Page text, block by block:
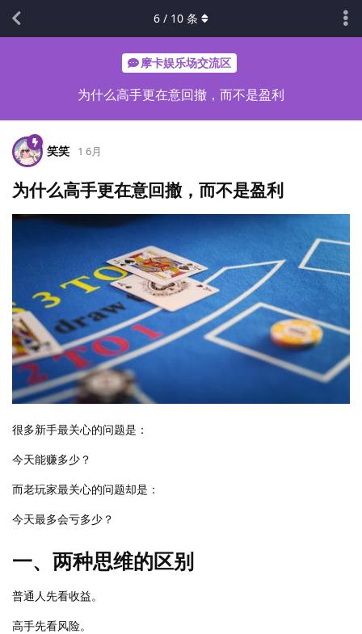
摩卡娱乐场交流区
为什么高手更在意回撤，而不是盈利
6 / 10 条
笑笑 1 6月
为什么高手更在意回撤，而不是盈利
很多新手最关心的问题是：
今天能赚多少？
而老玩家最关心的问题却是：
今天最多会亏多少？
一、两种思维的区别
普通人先看收益。
高手先看风险。